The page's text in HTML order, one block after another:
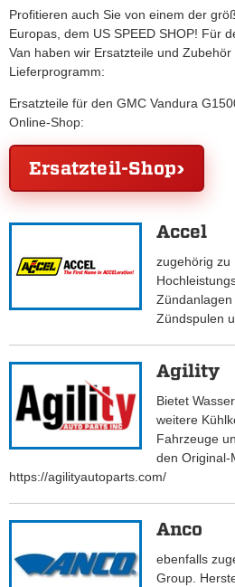
Profitieren auch Sie von einem der
Europas, dem US SPEED SHOP! Für
Van haben wir Ersatzteile und
Lieferprogramm:
Ersatzteile für den GMC Vandura
Online-Shop:
Ersatzteil-Shop
Accel
zugehörig zu
Zündanlagen
Zündspulen
Agility
Bietet
weitere
Fahrzeuge
den Original-
https://agilityautoparts.com/
Anco
ebenfalls
Group.